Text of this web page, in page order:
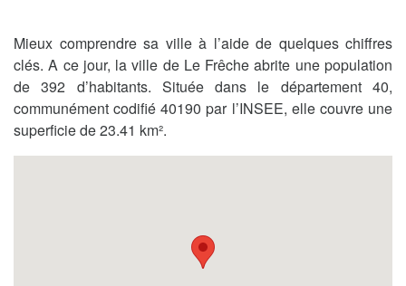
Mieux comprendre sa ville à l’aide de quelques chiffres
clés. A ce jour, la ville de Le Frêche abrite une population
de 392 d’habitants. Située dans le département 40,
communément codifié 40190 par l’INSEE, elle couvre une
superficie de 23.41 km².